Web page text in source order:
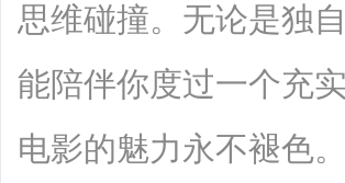
思维碰撞。无论是独
能陪伴你度过一个充
电影的魅力永不褪色